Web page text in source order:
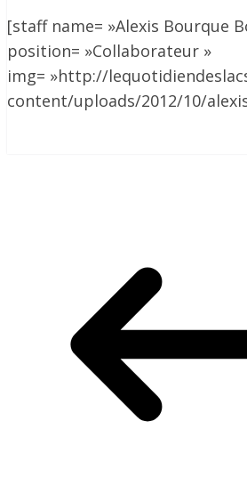
[staff name= »Alexis Bourque
position= »Collaborateur »
img= »http://
content/uploads/2012/10/